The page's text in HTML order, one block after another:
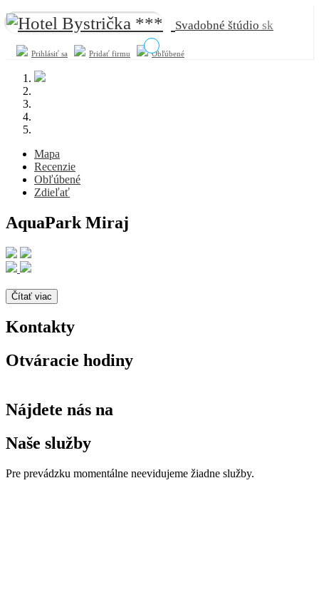
Svadobné štúdio sk
Prihlásiť sa Pridať firmu Obľúbené
Mapa
Recenzie
Obľúbené
Zdieľať
AquaPark Miraj
Čítať viac
Kontakty
Otváracie hodiny
Nájdete nás na
Naše služby
Pre prevádzku momentálne neevidujeme žiadne služby.